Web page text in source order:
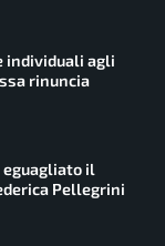
individuali agli
rinuncia
il
Pellegrini